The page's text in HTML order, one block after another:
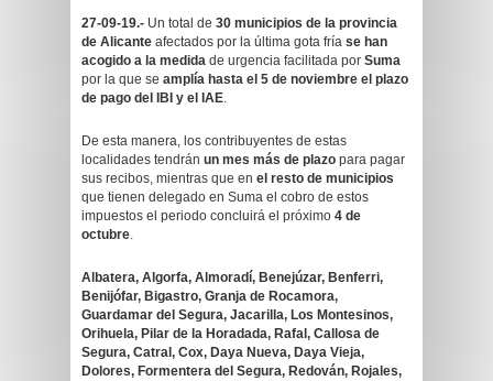
27-09-19.- Un total de 30 municipios de la provincia
de Alicante afectados por la última gota fría se han
acogido a la medida de urgencia facilitada por Suma
por la que se amplía hasta el 5 de noviembre el plazo
de pago del IBI y el IAE.
De esta manera, los contribuyentes de estas
localidades tendrán un mes más de plazo para pagar
sus recibos, mientras que en el resto de municipios
que tienen delegado en Suma el cobro de estos
impuestos el periodo concluirá el próximo 4 de
octubre.
Albatera, Algorfa, Almoradí, Benejúzar, Benferri,
Benijófar, Bigastro, Granja de Rocamora,
Guardamar del Segura, Jacarilla, Los Montesinos,
Orihuela, Pilar de la Horadada, Rafal, Callosa de
Segura, Catral, Cox, Daya Nueva, Daya Vieja,
Dolores, Formentera del Segura, Redován, Rojales,